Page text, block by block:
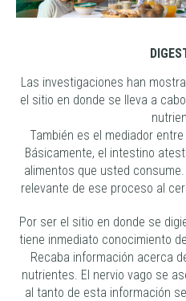
Las investigaciones han
el sitio en donde se lleva a
También es el mediador
Básicamente, el intestino
alimentos que usted
relevante de ese proceso al
Por ser el sitio en donde se
tiene inmediato conocimiento
Recaba información acerca
nutrientes. El nervio vago se
al tanto de esta información